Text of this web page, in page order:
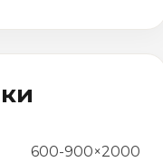
600-900×2000